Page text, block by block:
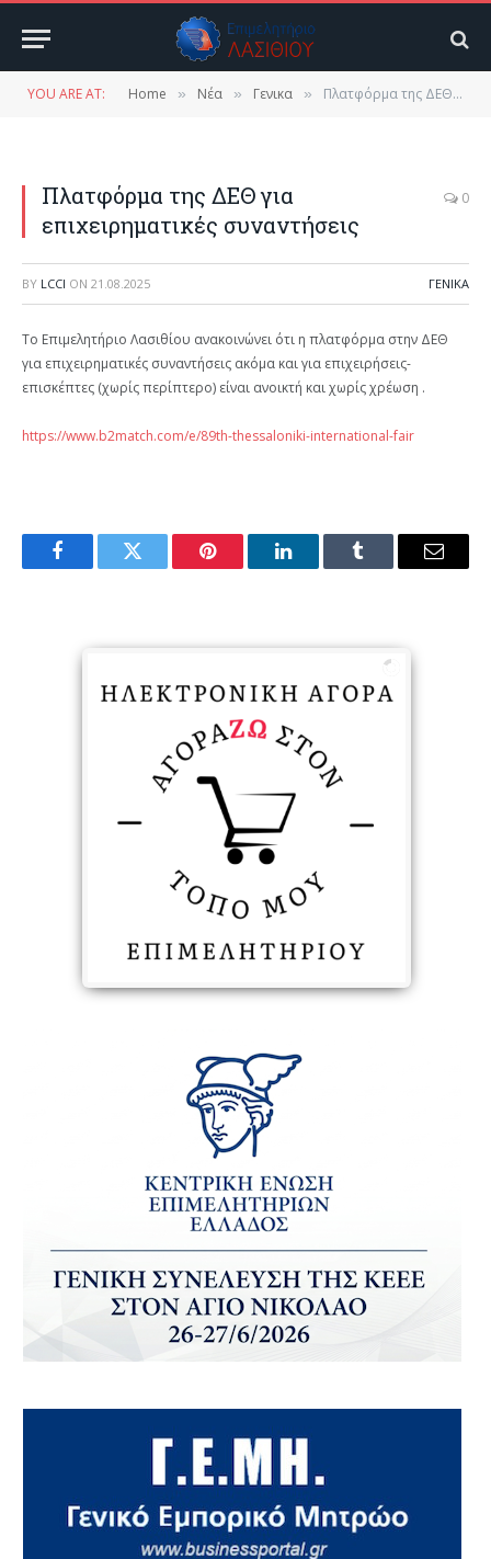
YOU ARE AT: Home » Νέα » Γενικα » Πλατφόρμα της ΔΕΘ για επιχειρηματικές συναντήσεις
Πλατφόρμα της ΔΕΘ για
επιχειρηματικές συναντήσεις
0
BY LCCI ON 21.08.2025 ΓΕΝΙΚΑ
Το Επιμελητήριο Λασιθίου ανακοινώνει ότι η πλατφόρμα στην ΔΕΘ
για επιχειρηματικές συναντήσεις ακόμα και για επιχειρήσεις-
επισκέπτες (χωρίς περίπτερο) είναι ανοικτή και χωρίς χρέωση .
https://www.b2match.com/e/89th-thessaloniki-international-fair
FacebookTwitter Pinterest LinkedInTumblr Email